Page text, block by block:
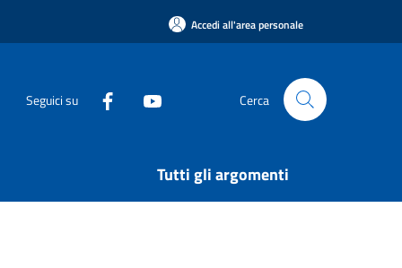
Accedi all'area personale
Seguici su Cerca
Tutti gli argomenti